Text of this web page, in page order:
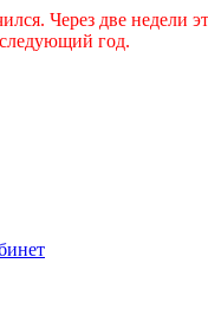
Через две недели
год.